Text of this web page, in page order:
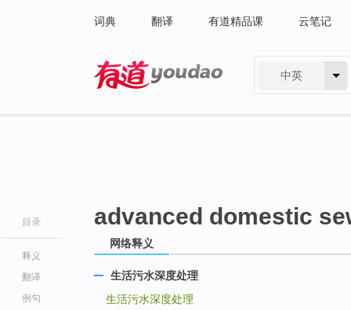
词典 翻译 有道精品课 云笔记
中英
目录
释义
翻译
例句
advanced domestic
网络释义
生活污水深度处理
生活污水深度处理